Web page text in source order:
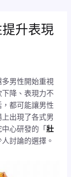
升表現
男性開始重視
降、表現力不
都可能讓男性
出現了各式男
心研發的「壯
討論的選擇。